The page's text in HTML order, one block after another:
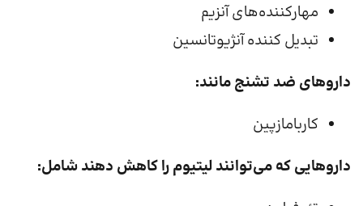
مهارکننده‌های آنزیم
تبدیل کننده آنژیوتانسین
داروهای ضد تشنج مانند:
کاربامازپین
داروهایی که می‌توانند لیتیوم را کاهش دهند شامل: